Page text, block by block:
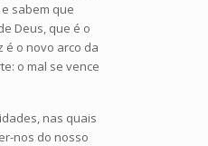
sabem que
Deus, que é o
é o novo arco da
o mal se vence
nas quais
nos do nosso